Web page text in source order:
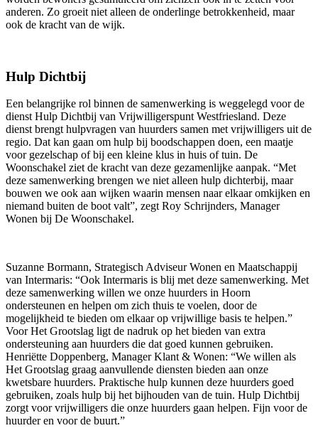
anderen. Zo groeit niet alleen de onderlinge betrokkenheid, maar
ook de kracht van de wijk.
Hulp Dichtbij
Een belangrijke rol binnen de samenwerking is weggelegd voor de
dienst Hulp Dichtbij van Vrijwilligerspunt Westfriesland. Deze
dienst brengt hulpvragen van huurders samen met vrijwilligers uit de
regio. Dat kan gaan om hulp bij boodschappen doen, een maatje
voor gezelschap of bij een kleine klus in huis of tuin. De
Woonschakel ziet de kracht van deze gezamenlijke aanpak. “Met
deze samenwerking brengen we niet alleen hulp dichterbij, maar
bouwen we ook aan wijken waarin mensen naar elkaar omkijken en
niemand buiten de boot valt”, zegt Roy Schrijnders, Manager
Wonen bij De Woonschakel.
Suzanne Bormann, Strategisch Adviseur Wonen en Maatschappij
van Intermaris: “Ook Intermaris is blij met deze samenwerking. Met
deze samenwerking willen we onze huurders in Hoorn
ondersteunen en helpen om zich thuis te voelen, door de
mogelijkheid te bieden om elkaar op vrijwillige basis te helpen.”
Voor Het Grootslag ligt de nadruk op het bieden van extra
ondersteuning aan huurders die dat goed kunnen gebruiken.
Henriëtte Doppenberg, Manager Klant & Wonen: “We willen als
Het Grootslag graag aanvullende diensten bieden aan onze
kwetsbare huurders. Praktische hulp kunnen deze huurders goed
gebruiken, zoals hulp bij het bijhouden van de tuin. Hulp Dichtbij
zorgt voor vrijwilligers die onze huurders gaan helpen. Fijn voor de
huurder en voor de buurt.”